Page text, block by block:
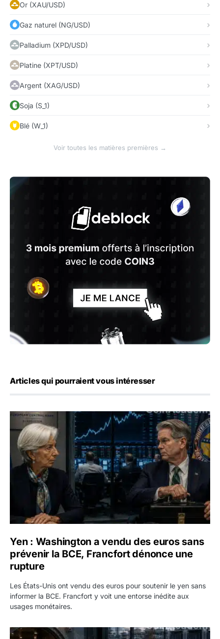
Or (XAU/USD)
Gaz naturel (NG/USD)
Palladium (XPD/USD)
Platine (XPT/USD)
Argent (XAG/USD)
Soja (S_1)
Blé (W_1)
Voir toutes les matières premières →
Articles qui pourraient vous intéresser
Yen : Washington a vendu des euros sans prévenir la
Yen : Washington a vendu des euros sans
prévenir la BCE, Francfort dénonce une
rupture
Les États-Unis ont vendu des euros pour soutenir le yen sans
informer la BCE. Francfort y voit une entorse inédite aux
usages monétaires.
Jane Street négocie le transfert de 11 milliards de